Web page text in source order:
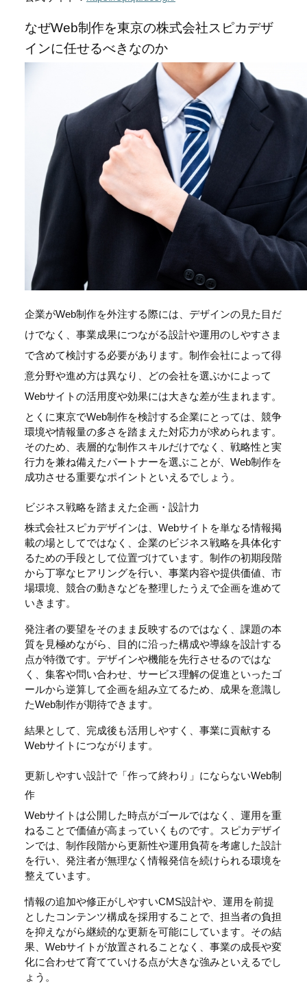
なぜWeb制作を東京の株式会社スピカデザ
インに任せるべきなのか
企業がWeb制作を外注する際には、デザインの見た目だ
けでなく、事業成果につながる設計や運用のしやすさま
で含めて検討する必要があります。制作会社によって得
意分野や進め方は異なり、どの会社を選ぶかによって
Webサイトの活用度や効果には大きな差が生まれます。
とくに東京でWeb制作を検討する企業にとっては、競争
環境や情報量の多さを踏まえた対応力が求められます。
そのため、表層的な制作スキルだけでなく、戦略性と実
行力を兼ね備えたパートナーを選ぶことが、Web制作を
成功させる重要なポイントといえるでしょう。
ビジネス戦略を踏まえた企画・設計力
株式会社スピカデザインは、Webサイトを単なる情報掲
載の場としてではなく、企業のビジネス戦略を具体化す
るための手段として位置づけています。制作の初期段階
から丁寧なヒアリングを行い、事業内容や提供価値、市
場環境、競合の動きなどを整理したうえで企画を進めて
いきます。
発注者の要望をそのまま反映するのではなく、課題の本
質を見極めながら、目的に沿った構成や導線を設計する
点が特徴です。デザインや機能を先行させるのではな
く、集客や問い合わせ、サービス理解の促進といったゴ
ールから逆算して企画を組み立てるため、成果を意識し
たWeb制作が期待できます。
結果として、完成後も活用しやすく、事業に貢献する
Webサイトにつながります。
更新しやすい設計で「作って終わり」にならないWeb制
作
Webサイトは公開した時点がゴールではなく、運用を重
ねることで価値が高まっていくものです。スピカデザイ
ンでは、制作段階から更新性や運用負荷を考慮した設計
を行い、発注者が無理なく情報発信を続けられる環境を
整えています。
情報の追加や修正がしやすいCMS設計や、運用を前提
としたコンテンツ構成を採用することで、担当者の負担
を抑えながら継続的な更新を可能にしています。その結
果、Webサイトが放置されることなく、事業の成長や変
化に合わせて育てていける点が大きな強みといえるでし
ょう。